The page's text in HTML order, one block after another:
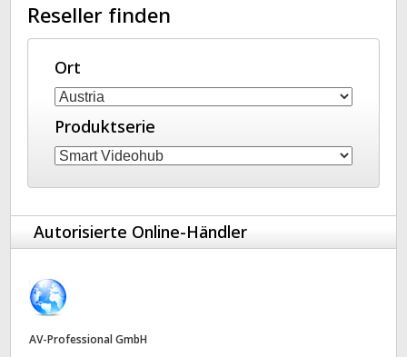
Galerie
Techn. Daten
Australia
Austria
Brazil
Canada
Denmark
Germany
Reseller finden
Ort
Produktserie
Autorisierte Online-Händler
AV-Professional GmbH